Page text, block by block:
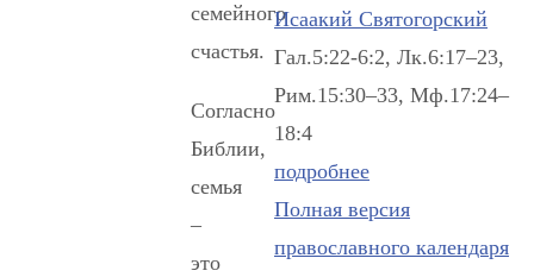
семейного
счастья.
Согласно
Библии,
семья
–
это
Исаакий Святогорский
Гал.5:22-6:2, Лк.6:17–23,
Рим.15:30–33, Мф.17:24–
18:4
подробнее
Полная версия
православного календаря